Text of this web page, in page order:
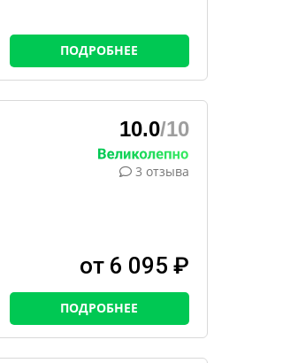
ПОДРОБНЕЕ
10.0/10
3 отзыва
от 6 095 ₽
ПОДРОБНЕЕ